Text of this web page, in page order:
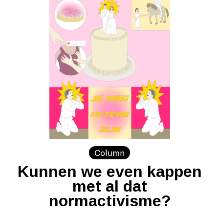
Column
Kunnen we even kappen
met al dat
normactivisme?